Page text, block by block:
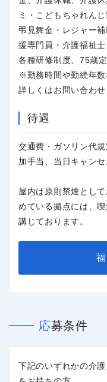
ミ・こどもちゃれん
弔見舞金・レジャー
援専門員・介護福祉
各種研修制度、75歳
※勤務時間や勤続年数
詳しくはお問い合わせ
待遇
交通費・ガソリン代
加手当、当日キャン
屋内は原則禁煙とし
めている拠点には、
講じております。
応募条件
下記のいずれかの介